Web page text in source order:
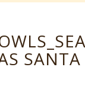
SANTA